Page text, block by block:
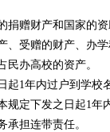
赠财产和国家的资
受赠的财产、办学
办高校的资产。
1年内过户到学校
定下发之日起1年
担连带责任。